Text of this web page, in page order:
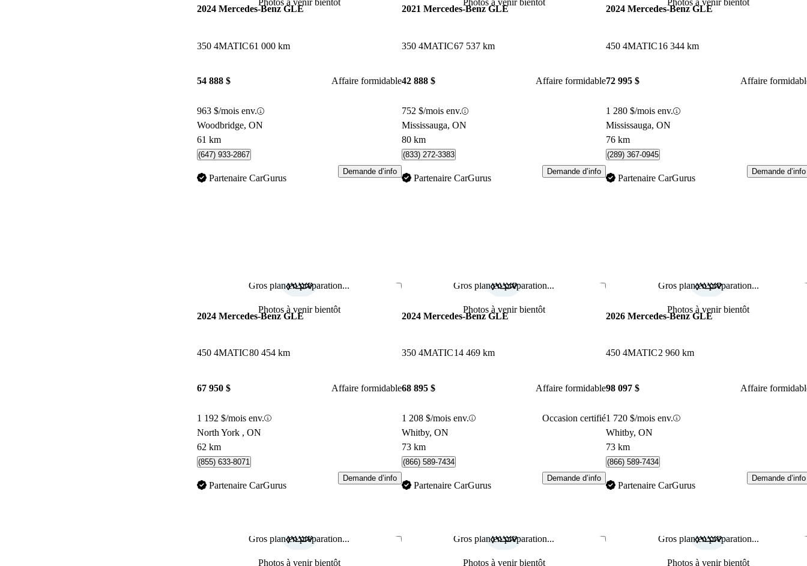
Photos à venir bientôt
2024 Mercedes-Benz GLE
350 4MATIC61 000 km
54 888 $ Affaire formidable
963 $/mois env.
Woodbridge, ON
61 km
(647) 933-2867
Partenaire CarGurus
Demande d’info
Photos à venir bientôt
2021 Mercedes-Benz GLE
350 4MATIC67 537 km
42 888 $ Affaire formidable
752 $/mois env.
Mississauga, ON
80 km
(833) 272-3383
Partenaire CarGurus
Demande d’info
Photos à venir bientôt
2024 Mercedes-Benz GLE
450 4MATIC16 344 km
72 995 $ Affaire
1 280 $/mois env.
Mississauga, ON
76 km
(289) 367-0945
Partenaire CarGurus
Demande d’info
Gros plan en préparation...
Photos à venir bientôt
Enregistrer cette annonce
2024 Mercedes-Benz GLE
450 4MATIC80 454 km
67 950 $ Affaire formidable
1 192 $/mois env.
North York , ON
62 km
(855) 633-8071
Partenaire CarGurus
Demande d’info
Gros plan en préparation...
Photos à venir bientôt
Enregistrer cette annonce
2024 Mercedes-Benz GLE
350 4MATIC14 469 km
68 895 $ Affaire formidable
1 208 $/mois env.
Occasion certifié
Whitby, ON
73 km
(866) 589-7434
Partenaire CarGurus
Demande d’info
Gros plan en préparation...
Photos à venir bientôt
2026 Mercedes-Benz GLE
450 4MATIC2 960 km
98 097 $ Affaire
1 720 $/mois env.
Whitby, ON
73 km
(866) 589-7434
Partenaire CarGurus
Demande d’info
Gros plan en préparation...
Photos à venir bientôt
Enregistrer cette annonceGros plan en préparation...
Photos à venir bientôt
Enregistrer cette annonceGros plan en préparation...
Photos à venir bientôt